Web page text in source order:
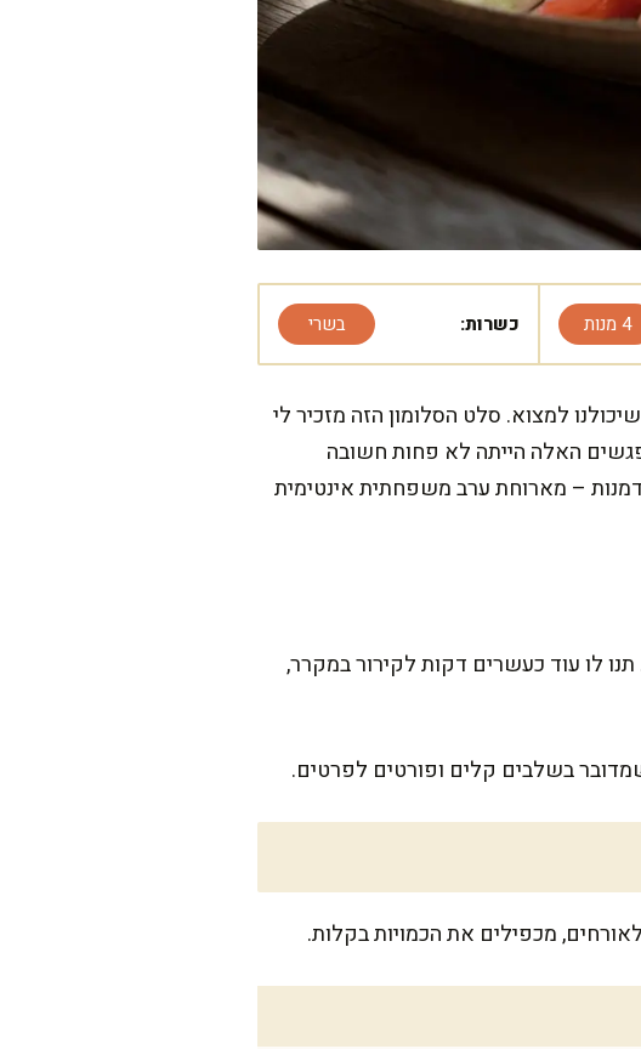
4 מנות כשרות: בשרי
למצוא. סלט הסלומון הזה מזכיר לי
האלה הייתה לא פחות חשובה
– מארוחת ערב משפחתית אינטימית
לו עוד כעשרים דקות לקירור במקרר,
בשלבים קלים ופורטים לפרטים.